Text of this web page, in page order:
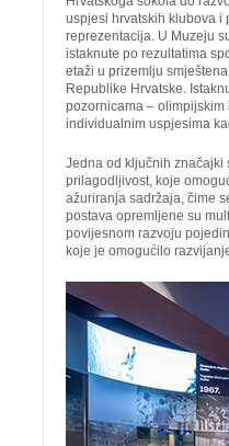
uspjesi hrvatskih klubova i
reprezentacija. U Muzeju
istaknute po rezultatima
etaži u prizemlju
Republike Hrvatske.
pozornicama – olimpijskim
individualnim uspjesima
Jedna od ključnih značajki
prilagodljivost, koje
ažuriranja sadržaja, čime
postava opremljene su
povijesnom razvoju
koje je omogućilo